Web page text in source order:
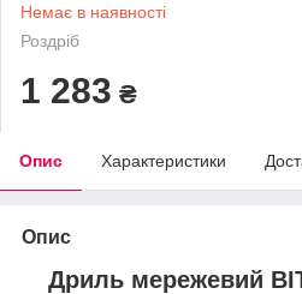
Немає в наявності
Роздріб
1 283 ₴
Опис Характеристики
Опис
Дриль мережевий